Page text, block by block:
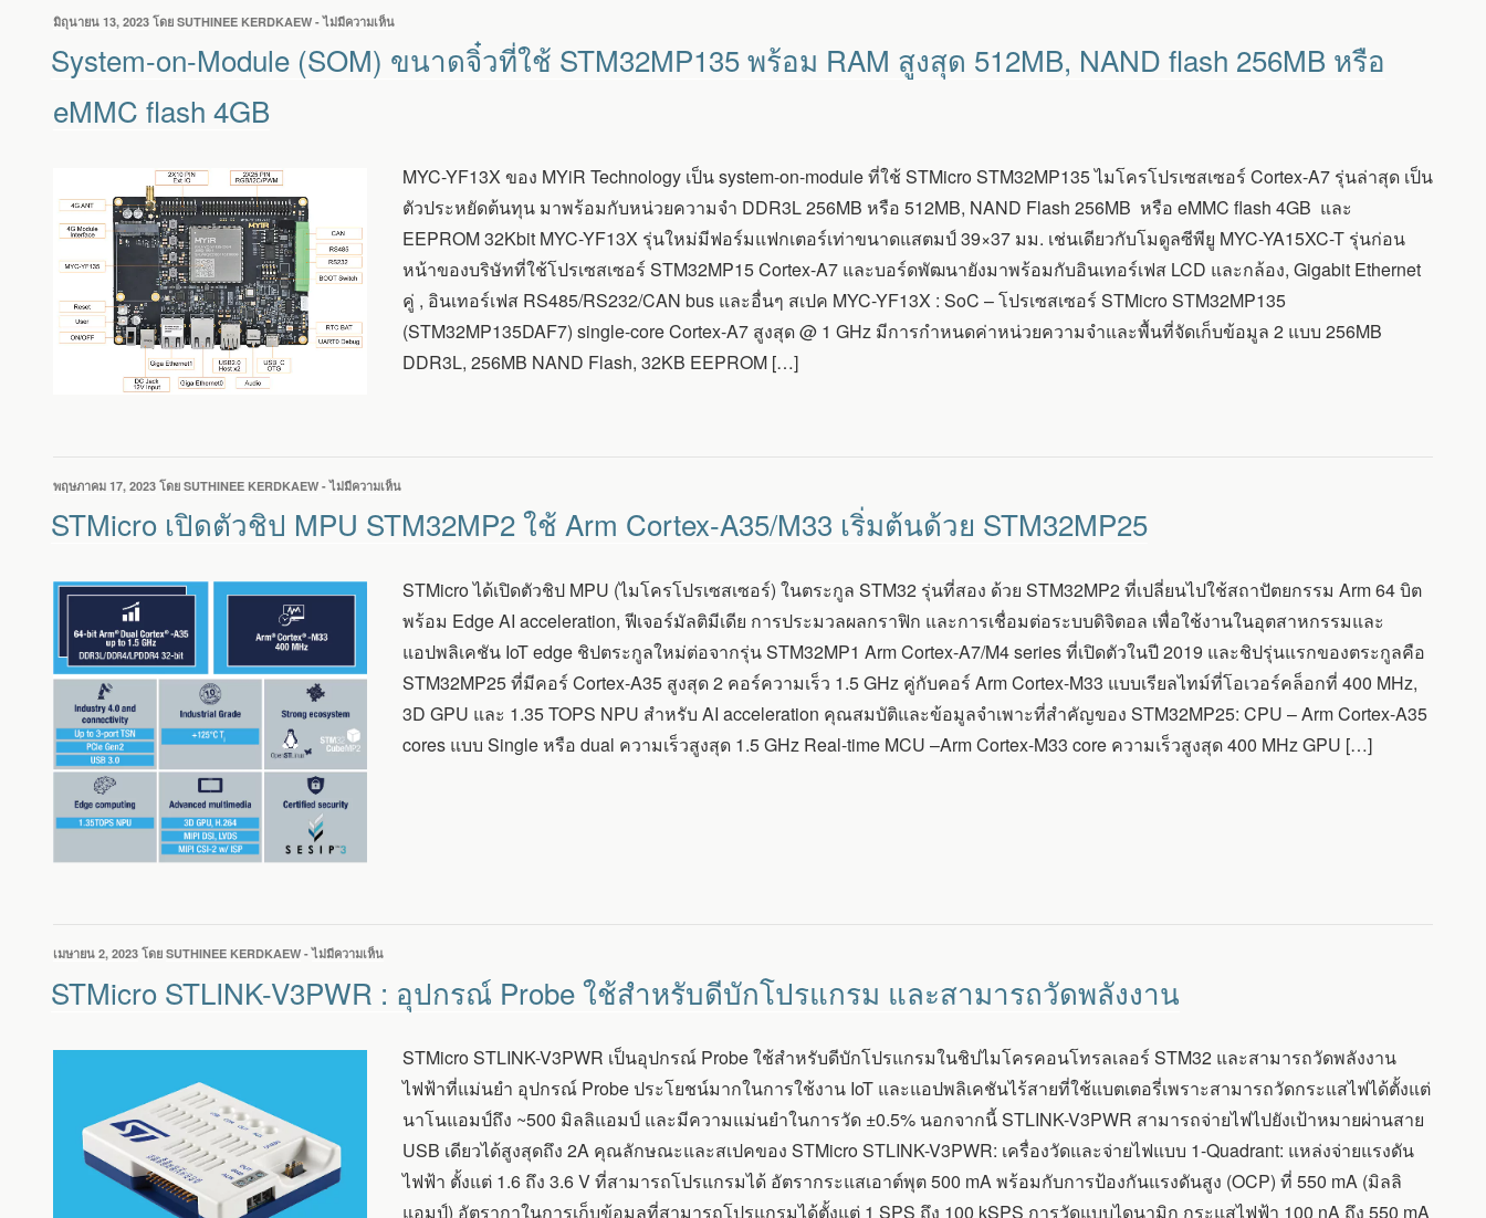
เขียน
ที่
มิถุนายน 13, 2023 โดย SUTHINEE KERDKAEW -ไม่มีความเห็น
ON-
ใช้
STM32MP135
พร้อม
สูงสุด
512MB,
NAND
FLASH
256MB
System-on-Module (SOM) ขนาดจิ๋วที่ใช้ STM32MP135 พร้อม RAM สูงสุด 512MB, NAND flash 256MB หรือ
eMMC flash 4GB
MYC-YF13X ของ MYiR Technology เป็น system-on-module ที่ใช้ STMicro STM32MP135 ไมโครโปรเซสเซอร์ Cortex-A7 รุ่นล่าสุด เป็น
ตัวประหยัดต้นทุน มาพร้อมกับหน่วยความจำ DDR3L 256MB หรือ 512MB, NAND Flash 256MB หรือ eMMC flash 4GB และ
EEPROM 32Kbit MYC-YF13X รุ่นใหม่มีฟอร์มแฟกเตอร์เท่าขนาดแสตมป์ 39×37 มม. เช่นเดียวกับโมดูลซีพียู MYC-YA15XC-T รุ่นก่อน
หน้าของบริษัทที่ใช้โปรเซสเซอร์ STM32MP15 Cortex-A7 และบอร์ดพัฒนายังมาพร้อมกับอินเทอร์เฟส LCD และกล้อง, Gigabit Ethernet
คู่ , อินเทอร์เฟส RS485/RS232/CAN bus และอื่นๆ สเปค MYC-YF13X : SoC – โปรเซสเซอร์ STMicro STM32MP135
(STM32MP135DAF7) single-core Cortex-A7 สูงสุด @ 1 GHz มีการกำหนดค่าหน่วยความจำและพื้นที่จัดเก็บข้อมูล 2 แบบ 256MB
DDR3L, 256MB NAND Flash, 32KB EEPROM […]
เขียน
ที่
พฤษภาคม 17, 2023 โดย SUTHINEE KERDKAEW -ไม่มีความเห็น
เปิด
MPU
STM32MP2
ใช้
ARM
CORTEX-
A35/M33
เริ่ม
STMicro เปิดตัวชิป MPU STM32MP2 ใช้ Arm Cortex-A35/M33 เริ่มต้นด้วย STM32MP25
STMicro ได้เปิดตัวชิป MPU (ไมโครโปรเซสเซอร์) ในตระกูล STM32 รุ่นที่สอง ด้วย STM32MP2 ที่เปลี่ยนไปใช้สถาปัตยกรรม Arm 64 บิต
พร้อม Edge AI acceleration, ฟีเจอร์มัลติมีเดีย การประมวลผลกราฟิก และการเชื่อมต่อระบบดิจิตอล เพื่อใช้งานในอุตสาหกรรมและ
แอปพลิเคชัน IoT edge ชิปตระกูลใหม่ต่อจากรุ่น STM32MP1 Arm Cortex-A7/M4 series ที่เปิดตัวในปี 2019 และชิปรุ่นแรกของตระกูลคือ
STM32MP25 ที่มีคอร์ Cortex-A35 สูงสุด 2 คอร์ความเร็ว 1.5 GHz คู่กับคอร์ Arm Cortex-M33 แบบเรียลไทม์ที่โอเวอร์คล็อกที่ 400 MHz,
3D GPU และ 1.35 TOPS NPU สำหรับ AI acceleration คุณสมบัติและข้อมูลจำเพาะที่สำคัญของ STM32MP25: CPU – Arm Cortex-A35
cores แบบ Single หรือ dual ความเร็วสูงสุด 1.5 GHz Real-time MCU –Arm Cortex-M33 core ความเร็วสูงสุด 400 MHz GPU […]
เขียน
ที่
เมษายน 2, 2023 โดย SUTHINEE KERDKAEW -ไม่มีความเห็น
STLINK-
V3PWR
อุปกรณ์
PROBE
สำหรับ
ดีบัก
STMicro STLINK-V3PWR : อุปกรณ์ Probe ใช้สำหรับดีบักโปรแกรม และสามารถวัดพลังงาน
STMicro STLINK-V3PWR เป็นอุปกรณ์ Probe ใช้สำหรับดีบักโปรแกรมในชิปไมโครคอนโทรลเลอร์ STM32 และสามารถวัดพลังงาน
ไฟฟ้าที่แม่นยำ อุปกรณ์ Probe ประโยชน์มากในการใช้งาน IoT และแอปพลิเคชันไร้สายที่ใช้แบตเตอรี่เพราะสามารถวัดกระแสไฟได้ตั้งแต่
นาโนแอมป์ถึง ~500 มิลลิแอมป์ และมีความแม่นยำในการวัด ±0.5% นอกจากนี้ STLINK-V3PWR สามารถจ่ายไฟไปยังเป้าหมายผ่านสาย
USB เดียวได้สูงสุดถึง 2A คุณลักษณะและสเปคของ STMicro STLINK-V3PWR: เครื่องวัดและจ่ายไฟแบบ 1-Quadrant: แหล่งจ่ายแรงดัน
ไฟฟ้า ตั้งแต่ 1.6 ถึง 3.6 V ที่สามารถโปรแกรมได้ อัตรากระแสเอาต์พุต 500 mA พร้อมกับการป้องกันแรงดันสูง (OCP) ที่ 550 mA (มิลลิ
แอมป์) อัตรากาในการเก็บข้อมูลที่สามารถโปรแกรมได้ตั้งแต่ 1 SPS ถึง 100 kSPS การวัดแบบไดนามิก กระแสไฟฟ้า 100 nA ถึง 550 mA